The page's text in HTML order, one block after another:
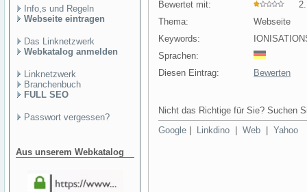
Info,s und Regeln
Webseite eintragen
Das Linknetzwerk
Webkatalog anmelden
Linknetzwerk
Branchenbuch
FULL SEO
Passwort vergessen?
Aus unserem Webkatalog
Bewertet mit:
Thema:
Webseite
Keywords:
Sprachen:
Diesen Eintrag:
Bewerten
Nicht das Richtige für Sie? Suchen
Google
Linkdino Web Yahoo